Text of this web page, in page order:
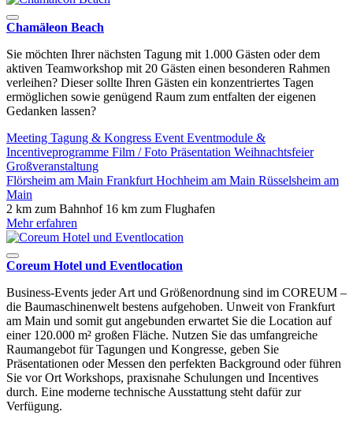
Chamäleon Beach
Sie möchten Ihrer nächsten Tagung mit 1.000 Gästen oder dem
aktiven Teamworkshop mit 20 Gästen einen besonderen Rahmen
verleihen? Dieser sollte Ihren Gästen ein konzentriertes Tagen
ermöglichen sowie genügend Raum zum entfalten der eigenen
Gedanken lassen?
Meeting Tagung & Kongress Event Eventmodule &
Incentiveprogramme Film / Foto Präsentation Weihnachtsfeier
Großveranstaltung
Flörsheim am Main Frankfurt Hochheim am Main Rüsselsheim am
Main
2 km zum Bahnhof 16 km zum Flughafen
Mehr erfahren
Coreum Hotel und Eventlocation
Business-Events jeder Art und Größenordnung sind im COREUM –
die Baumaschinenwelt bestens aufgehoben. Unweit von Frankfurt
am Main und somit gut angebunden erwartet Sie die Location auf
einer 120.000 m² großen Fläche. Nutzen Sie das umfangreiche
Raumangebot für Tagungen und Kongresse, geben Sie
Präsentationen oder Messen den perfekten Background oder führen
Sie vor Ort Workshops, praxisnahe Schulungen und Incentives
durch. Eine moderne technische Ausstattung steht dafür zur
Verfügung.